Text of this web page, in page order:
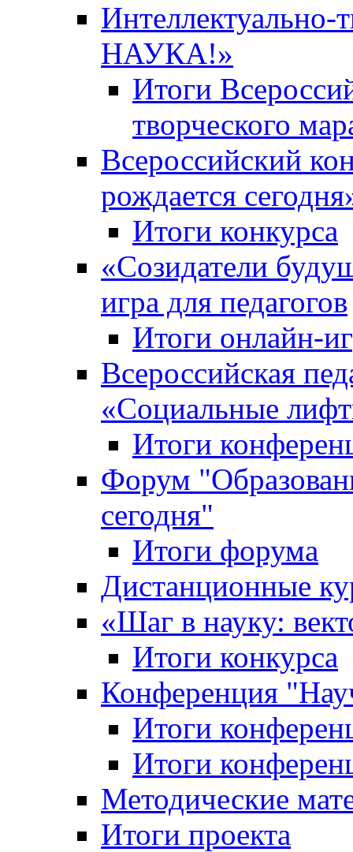
НАУКА!»
Итоги
творческого
Всероссийский
рождается
Итоги конкурса
«Cозидатели
игра для педагогов
Итоги онлайн-
Всероссийская
«Cоциальные
Итоги
Форум
сегодня"
Итоги форума
Дистанционные
«Шаг в науку:
Итоги конкурса
Конференция
Итоги
Итоги
Методические
Итоги проекта